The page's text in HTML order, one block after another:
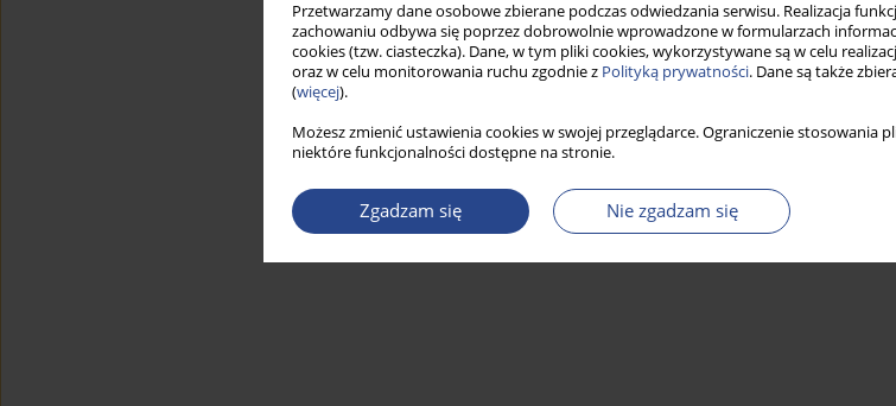
Przetwarzamy dane osobowe zbierane podczas odwiedzania serwisu. Realizacja
zachowaniu odbywa się poprzez dobrowolnie wprowadzone w formularzach
cookies (tzw. ciasteczka). Dane, w tym pliki cookies, wykorzystywane są w celu
oraz w celu monitorowania ruchu zgodnie z Polityką prywatności. Dane są także
(więcej).
Możesz zmienić ustawienia cookies w swojej przeglądarce. Ograniczenie stosowania
niektóre funkcjonalności dostępne na stronie.
Zgadzam się Nie zgadzam się